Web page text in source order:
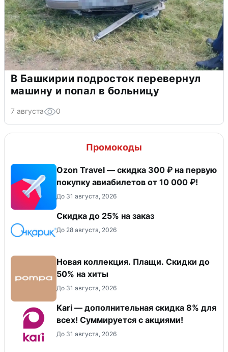
В Башкирии подросток перевернул
машину и попал в больницу
7 августа 0
Промокоды
Ozon Travel — скидка 300 ₽ на первую
покупку авиабилетов от 10 000 ₽!
До 31 августа, 2026
Скидка до 25% на заказ
До 28 августа, 2026
Новая коллекция. Плащи. Скидки до
50% на хиты
До 31 августа, 2026
Kari — дополнительная скидка 8% для
всех! Суммируется с акциями!
До 31 августа, 2026